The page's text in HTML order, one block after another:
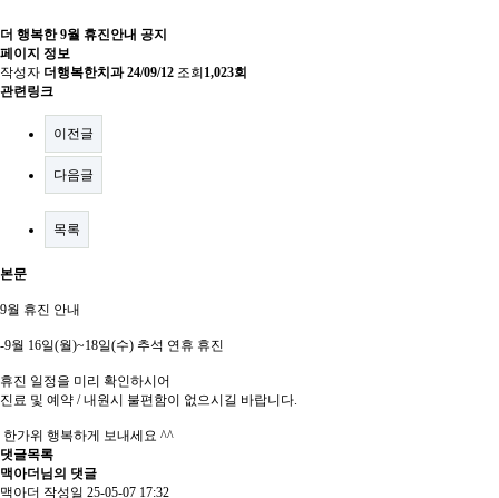
더 행복한 9월 휴진안내 공지
페이지 정보
작성자 더행복한치과 24/09/12 조회1,023회
관련링크
이전글
다음글
목록
본문
9월 휴진 안내
-9월 16일(월)~18일(수) 추석 연휴 휴진
휴진 일정을 미리 확인하시어
진료 및 예약 / 내원시 불편함이 없으시길 바랍니다.
한가위 행복하게 보내세요 ^^
댓글목록
맥아더님의 댓글
맥아더 작성일 25-05-07 17:32